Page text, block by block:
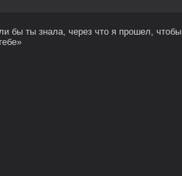
бы ты знала, через что я прошел, чтобы